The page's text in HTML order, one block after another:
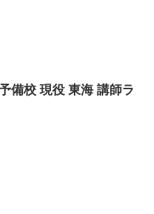
備校 現役 東海 講師ラ